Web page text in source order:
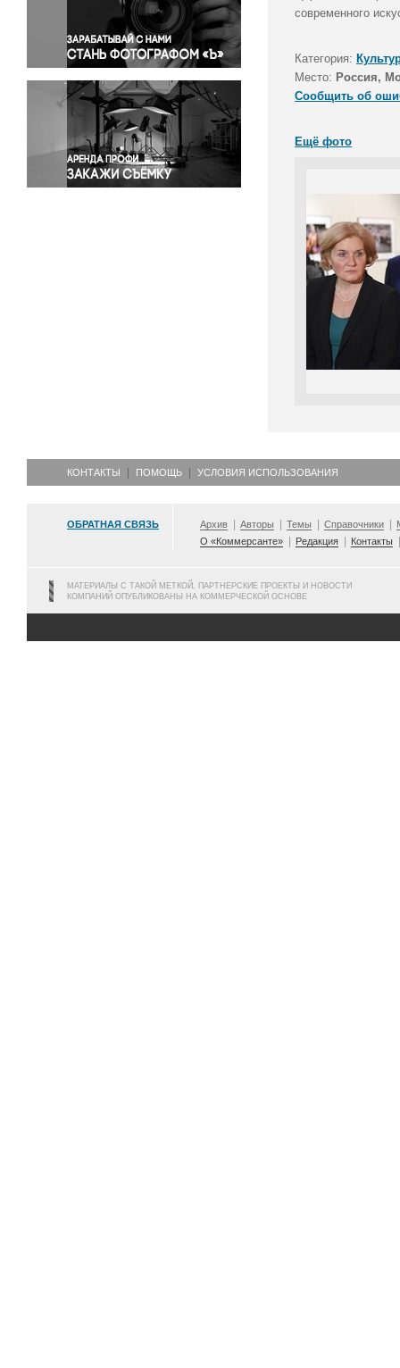
Правосудие
Происшествия и конфликты
Религия
Светская жизнь
Спорт
Экология
Экономика и бизнес
современного
Категория:
Место: Россия,
Сообщить об
Ещё фото
КОНТАКТЫ ПОМОЩЬ УСЛОВИЯ ИСПОЛЬЗОВАНИЯ
ОБРАТНАЯ СВЯЗЬ Архив Авторы Темы Справочники
О «Коммерсанте»
Редакция Контакты
МАТЕРИАЛЫ С ТАКОЙ МЕТКОЙ, ПАРТНЕРСКИЕ ПРОЕКТЫ И НОВОСТИ
КОМПАНИЙ ОПУБЛИКОВАНЫ НА КОММЕРЧЕСКОЙ ОСНОВЕ